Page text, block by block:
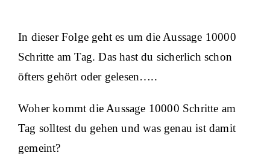
In dieser Folge geht es um die Aussage 10000
Schritte am Tag. Das hast du sicherlich schon
öfters gehört oder gelesen…..
Woher kommt die Aussage 10000 Schritte am
Tag solltest du gehen und was genau ist damit
gemeint?